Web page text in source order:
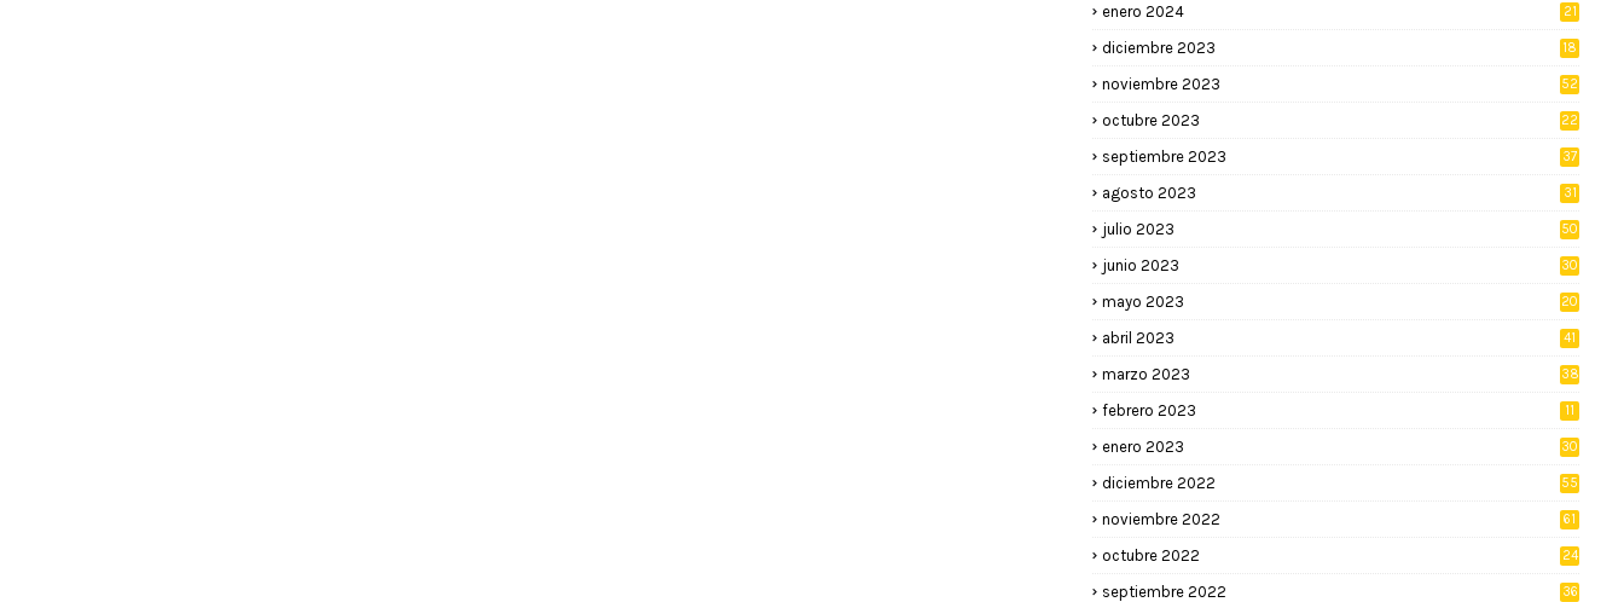
enero 2024 21
diciembre 2023 18
noviembre 2023 52
octubre 2023 22
septiembre 2023 37
agosto 2023 31
julio 2023 50
junio 2023 30
mayo 2023 20
abril 2023 41
marzo 2023 38
febrero 2023 11
enero 2023 30
diciembre 2022 55
noviembre 2022 61
octubre 2022 24
septiembre 2022 36